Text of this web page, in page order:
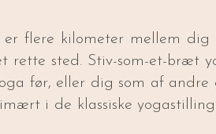
er flere kilometer mellem
rette sted. Stiv-som-et-bræt
før, eller dig som af
i de klassiske